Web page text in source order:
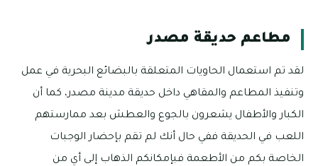
مطاعم حديقة مصدر
لقد تم استعمال الحاويات المتعلقة بالبضائع البحرية في عمل
وتنفيذ المطاعم والمقاهي داخل حديقة مدينة مصدر، كما أن
الكبار والأطفال يشعرون بالجوع والعطش بعد ممارستهم
اللعب في الحديقة ففي حال أنك لم تقم بإحضار الوجبات
الخاصة بكم من الأطعمة فبإمكانكم الذهاب إلى أي من